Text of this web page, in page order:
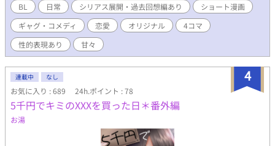
BL 日常 シリアス展開・過去回想編あり
ショート漫画
ギャグ・コメディ
恋愛 オリジナル
4コマ
性的表現あり
甘々
4
連載中 なし
お気に入り : 689 24h.ポイント : 78
5千円でキミのXXXを買った日＊番外編
お湯